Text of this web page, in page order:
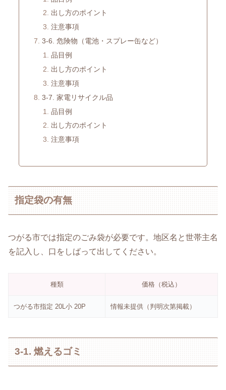
出し方のポイント
注意事項
3-6. 危険物（電池・スプレー缶など）
品目例
出し方のポイント
注意事項
3-7. 家電リサイクル品
品目例
出し方のポイント
注意事項
指定袋の有無
つがる市では指定のごみ袋が必要です。地区名と世帯主名
を記入し、口をしばって出してください。
種類 価格（税込）
つがる市指定 20L小 20P 情報未提供（判明次第掲載）
3-1. 燃えるゴミ